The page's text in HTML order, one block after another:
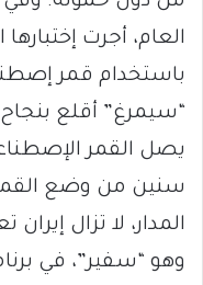
العام، أجرت
باستخدام قمر
“سيمرغ” أقلع
سنين من وضع
المدار، لا تزال
وهو “سفير”، في